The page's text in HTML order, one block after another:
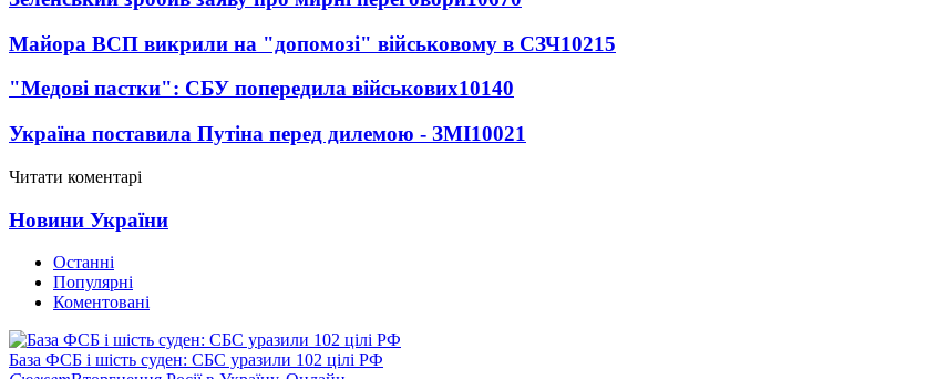
Майора ВСП викрили на "допомозі" військовому в СЗЧ10215
"Медові пастки": СБУ попередила військових10140
Україна поставила Путіна перед дилемою - ЗМІ10021
Читати коментарі
Новини України
Останні
Популярні
Коментовані
База ФСБ і шість суден: СБС уразили 102 цілі РФ